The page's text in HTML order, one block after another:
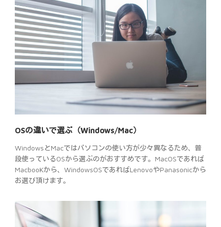
OSの違いで選ぶ（Windows/Mac）
WindowsとMacではパソコンの使い方が少々異なるため、普
段使っているOSから選ぶのがおすすめです。MacOSであれば
MacbooKから、WindowsOSであればLenovoやPanasonicから
お選び頂けます。